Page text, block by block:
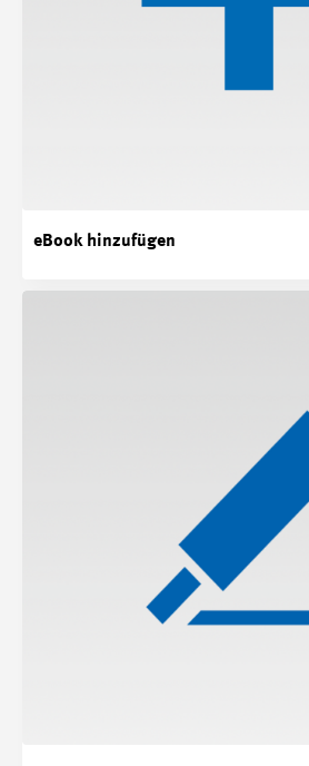
eBook hinzufügen